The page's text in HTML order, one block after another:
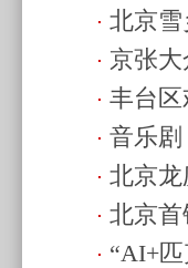
北京
京张
丰台
20:57)
音乐
进结合
北京
幻冰境
北京首
“AI+